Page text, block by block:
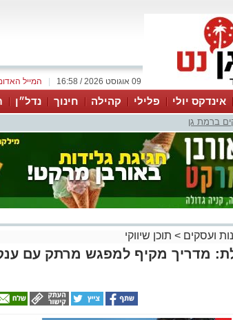
המייל 09 אוגוסט 2026 / 16:58
אינדקס יולי פלילי קהילה חינוך נדל״ן
ברמת גן
ועסקים > תוכן שיווקי
מדריך מקיף למפגש מרתק עם